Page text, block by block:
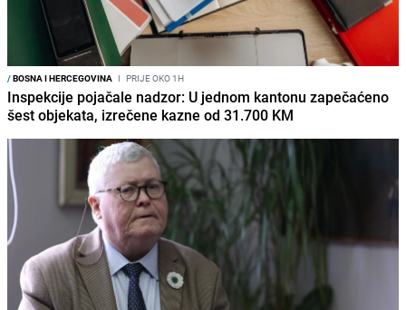
/BOSNA I HERCEGOVINA I PRIJE OKO 1H
Inspekcije pojačale nadzor: U jednom kantonu zapečaćeno
šest objekata, izrečene kazne od 31.700 KM